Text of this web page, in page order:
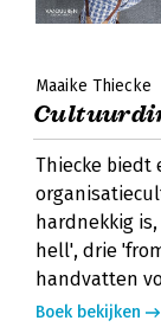
Maaike Thiecke
Thiecke biedt
hardnekkig
hell', drie
handvatten
Boek bekijken